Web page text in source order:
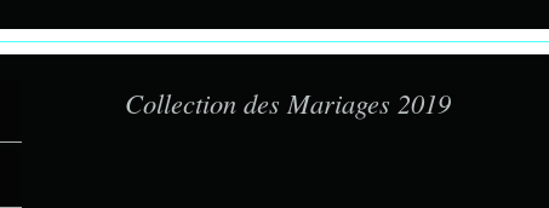
Collection des Mariages 2019